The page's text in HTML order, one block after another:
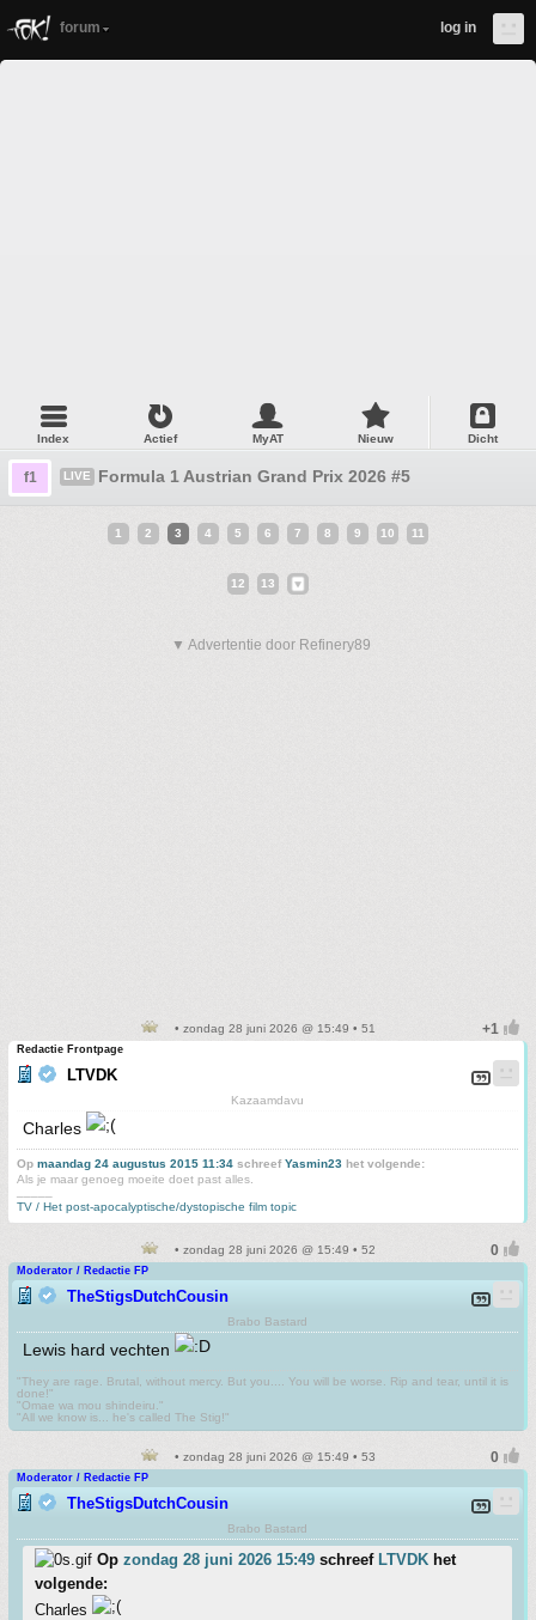
forum log in
Index Actief MyAT Nieuw Dicht
f1 LIVE Formula 1 Austrian Grand Prix 2026 #5
1 2 3 4 5 6 7 8 9 10 11
12 13
▼ Advertentie door Refinery89
• zondag 28 juni 2026 @ 15:49 • 51
Redactie Frontpage
LTVDK
Kazaamdavu
Charles
Op maandag 24 augustus 2015 11:34 schreefYasmin23 het volgende:
Als je maar genoeg moeite doet past alles.
TV / Het post-apocalyptische/dystopische film topic
• zondag 28 juni 2026 @ 15:49 • 52
Moderator / Redactie FP
TheStigsDutchCousin
Brabo Bastard
Lewis hard vechten
"They are rage. Brutal, without mercy. But you.... You will be worse. Rip and tear, until it is
done!"
"Omae wa mou shindeiru."
"All we know is... he's called The Stig!"
• zondag 28 juni 2026 @ 15:49 • 53
Moderator / Redactie FP
TheStigsDutchCousin
Brabo Bastard
Op zondag 28 juni 2026 15:49 schreef LTVDK het
volgende:
Charles